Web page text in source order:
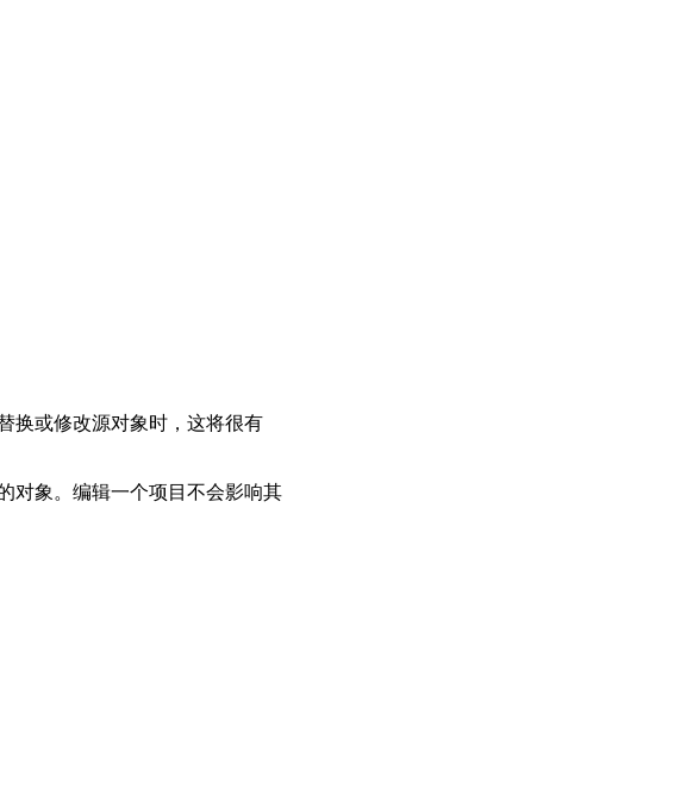
换或修改源对象时，这将很有
对象。编辑一个项目不会影响其